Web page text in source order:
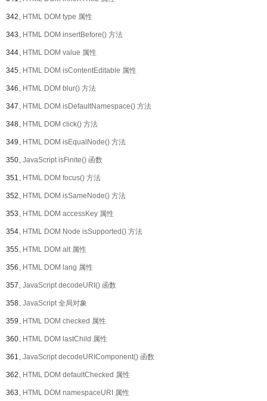
342、HTML DOM type 属性
343、HTML DOM insertBefore() 方法
344、HTML DOM value 属性
345、HTML DOM isContentEditable 属性
346、HTML DOM blur() 方法
347、HTML DOM isDefaultNamespace() 方法
348、HTML DOM click() 方法
349、HTML DOM isEqualNode() 方法
350、JavaScript isFinite() 函数
351、HTML DOM focus() 方法
352、HTML DOM isSameNode() 方法
353、HTML DOM accessKey 属性
354、HTML DOM Node isSupported() 方法
355、HTML DOM alt 属性
356、HTML DOM lang 属性
357、JavaScript decodeURI() 函数
358、JavaScript 全局对象
359、HTML DOM checked 属性
360、HTML DOM lastChild 属性
361、JavaScript decodeURIComponent() 函数
362、HTML DOM defaultChecked 属性
363、HTML DOM namespaceURI 属性